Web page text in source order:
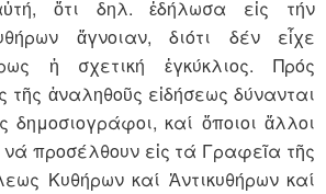
ὅτι δηλ. ἐδήλωσα εἰς τήν
ἄγνοιαν, διότι δέν εἶχε
ἡ σχετική ἐγκύκλιος. Πρός
τῆς ἀναληθοῦς εἰδήσεως δύνανται
δημοσιογράφοι, καί ὅποιοι ἄλλοι
προσέλθουν εἰς τά Γραφεῖα τῆς
Κυθήρων καί Ἀντικυθήρων καί